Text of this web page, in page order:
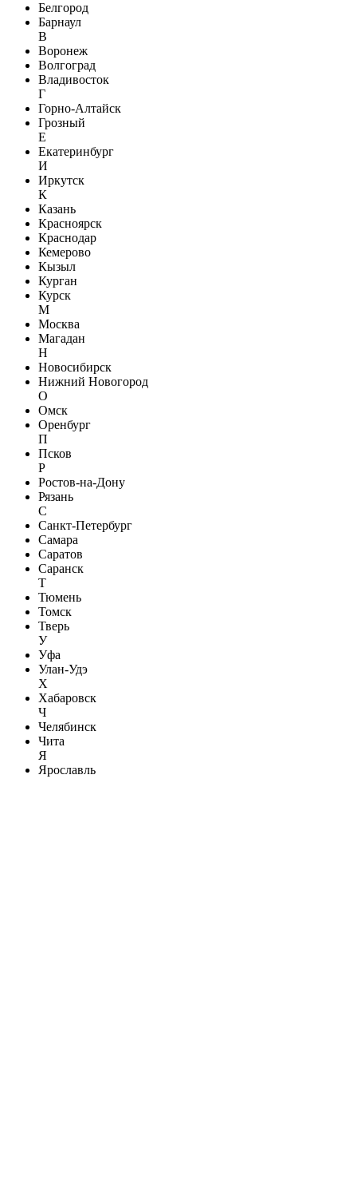
Белгород
Барнаул
В
Воронеж
Волгоград
Владивосток
Г
Горно-Алтайск
Грозный
Е
Екатеринбург
И
Иркутск
К
Казань
Красноярск
Краснодар
Кемерово
Кызыл
Курган
Курск
М
Москва
Магадан
Н
Новосибирск
Нижний Новогород
О
Омск
Оренбург
П
Псков
Р
Ростов-на-Дону
Рязань
С
Санкт-Петербург
Самара
Саратов
Саранск
Т
Тюмень
Томск
Тверь
У
Уфа
Улан-Удэ
Х
Хабаровск
Ч
Челябинск
Чита
Я
Ярославль